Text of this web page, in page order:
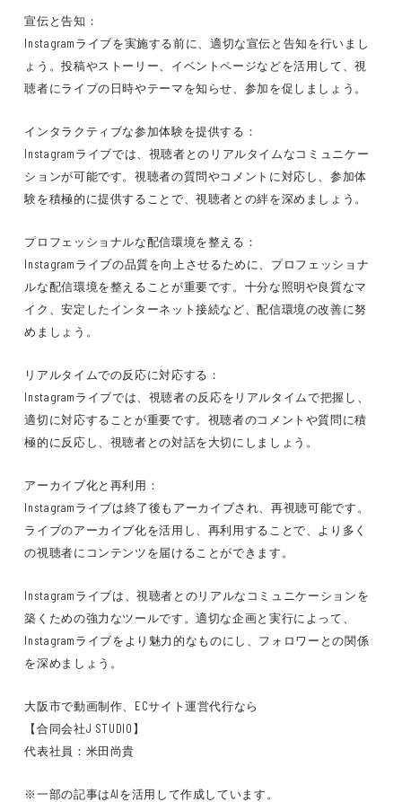
宣伝と告知：
Instagramライブを実施する前に、適切な宣伝と告知を行いまし
ょう。投稿やストーリー、イベントページなどを活用して、視
聴者にライブの日時やテーマを知らせ、参加を促しましょう。
インタラクティブな参加体験を提供する：
Instagramライブでは、視聴者とのリアルタイムなコミュニケー
ションが可能です。視聴者の質問やコメントに対応し、参加体
験を積極的に提供することで、視聴者との絆を深めましょう。
プロフェッショナルな配信環境を整える：
Instagramライブの品質を向上させるために、プロフェッショナ
ルな配信環境を整えることが重要です。十分な照明や良質なマ
イク、安定したインターネット接続など、配信環境の改善に努
めましょう。
リアルタイムでの反応に対応する：
Instagramライブでは、視聴者の反応をリアルタイムで把握し、
適切に対応することが重要です。視聴者のコメントや質問に積
極的に反応し、視聴者との対話を大切にしましょう。
アーカイブ化と再利用：
Instagramライブは終了後もアーカイブされ、再視聴可能です。
ライブのアーカイブ化を活用し、再利用することで、より多く
の視聴者にコンテンツを届けることができます。
Instagramライブは、視聴者とのリアルなコミュニケーションを
築くための強力なツールです。適切な企画と実行によって、
Instagramライブをより魅力的なものにし、フォロワーとの関係
を深めましょう。
大阪市で動画制作、ECサイト運営代行なら
【合同会社J STUDIO】
代表社員：米田尚貴
※一部の記事はAIを活用して作成しています。